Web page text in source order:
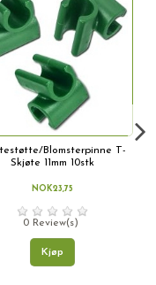
Blomsterpinne T-
Skjøte 11mm 10stk
NOK23,75
0 Review(s)
Kjøp